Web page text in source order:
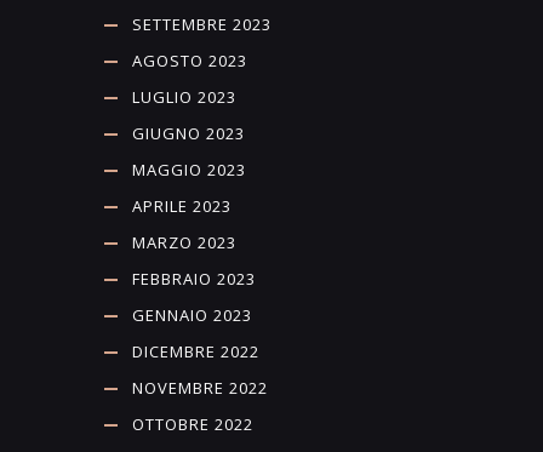
SETTEMBRE 2023
AGOSTO 2023
LUGLIO 2023
GIUGNO 2023
MAGGIO 2023
APRILE 2023
MARZO 2023
FEBBRAIO 2023
GENNAIO 2023
DICEMBRE 2022
NOVEMBRE 2022
OTTOBRE 2022